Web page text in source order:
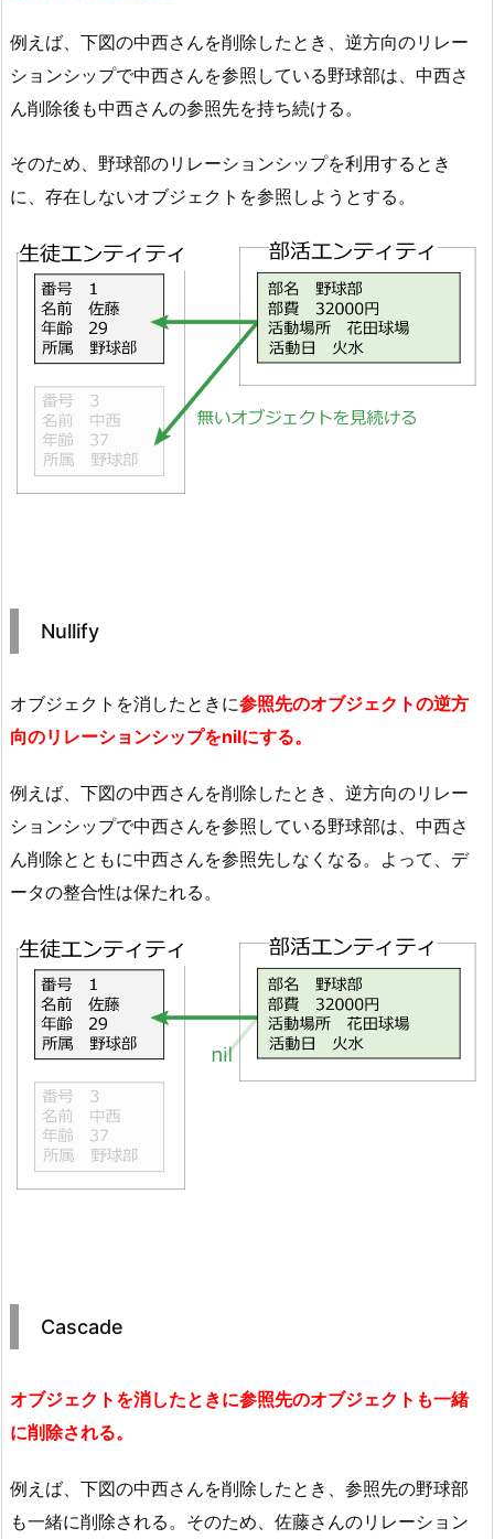
例えば、下図の中西さんを削除したとき、逆方向のリレー
ションシップで中西さんを参照している野球部は、中西さ
ん削除後も中西さんの参照先を持ち続ける。
そのため、野球部のリレーションシップを利用するとき
に、存在しないオブジェクトを参照しようとする。
Nullify
オブジェクトを消したときに参照先のオブジェクトの逆方
向のリレーションシップをnilにする。
例えば、下図の中西さんを削除したとき、逆方向のリレー
ションシップで中西さんを参照している野球部は、中西さ
ん削除とともに中西さんを参照先しなくなる。よって、デ
ータの整合性は保たれる。
Cascade
オブジェクトを消したときに参照先のオブジェクトも一緒
に削除される。
例えば、下図の中西さんを削除したとき、参照先の野球部
も一緒に削除される。そのため、佐藤さんのリレーション